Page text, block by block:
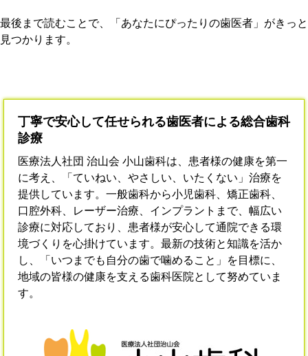
最後まで読むことで、「あなたにぴったりの歯医者」がきっと
見つかります。
丁寧で安心して任せられる歯医者による総合歯科
診療
医療法人社団 治山会 小山歯科は、患者様の健康を第一
に考え、「ていねい、やさしい、いたくない」治療を
提供しています。一般歯科から小児歯科、矯正歯科、
口腔外科、レーザー治療、インプラントまで、幅広い
診療に対応しており、患者様が安心して通院できる環
境づくりを心掛けています。最新の技術と知識を活か
し、「いつまでも自分の歯で噛めること」を目標に、
地域の皆様の健康を支える歯科医院として努めていま
す。